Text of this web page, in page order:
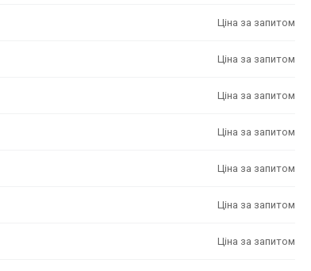
Ціна за запитом
Ціна за запитом
Ціна за запитом
Ціна за запитом
Ціна за запитом
Ціна за запитом
Ціна за запитом